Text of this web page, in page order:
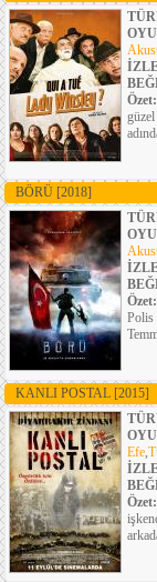
Özet:
BÖRÜ [2018]
Özet:
Polis
KANLI POSTAL [2015]
Efe,
Özet: